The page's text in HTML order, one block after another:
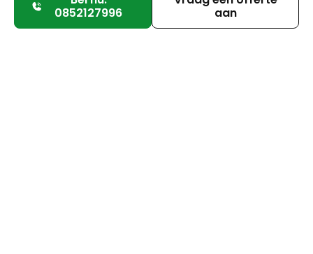
0852127996
aan